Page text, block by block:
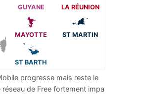
GUYANE LA RÉUNION
MAYOTTE ST MARTIN
ST BARTH
progresse mais reste le
...
de Free fortement impa